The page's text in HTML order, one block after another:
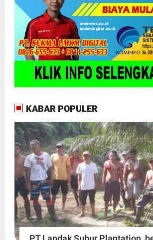
KABAR POPULER